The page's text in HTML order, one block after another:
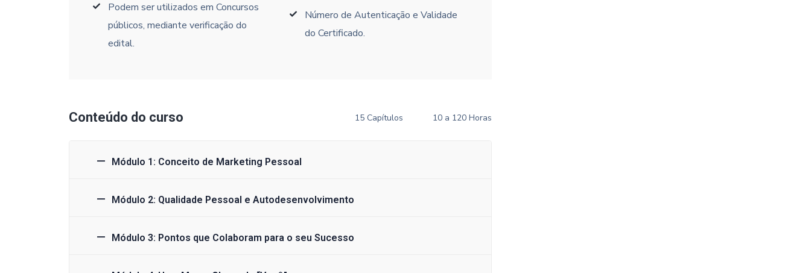
Podem ser utilizados em Concursos
públicos, mediante verificação do
edital.
Número de Autenticação e Validade
do Certificado.
Conteúdo do curso 15 Capítulos 10 a 120 Horas
Módulo 1: Conceito de Marketing Pessoal
Módulo 2: Qualidade Pessoal e Autodesenvolvimento
Módulo 3: Pontos que Colaboram para o seu Sucesso